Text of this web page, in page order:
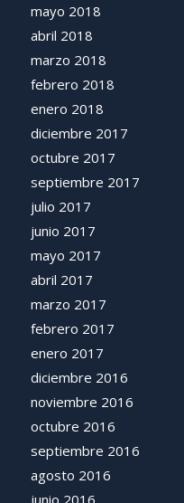
mayo 2018
abril 2018
marzo 2018
febrero 2018
enero 2018
diciembre 2017
octubre 2017
septiembre 2017
julio 2017
junio 2017
mayo 2017
abril 2017
marzo 2017
febrero 2017
enero 2017
diciembre 2016
noviembre 2016
octubre 2016
septiembre 2016
agosto 2016
junio 2016